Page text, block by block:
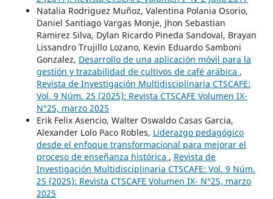
Natalia Rodriguez Muñoz, Valentina Polania Osorio,
Daniel Santiago Vargas Monje, Jhon Sebastian
Ramirez Silva, Dylan Ricardo Pineda Sandoval, Brayan
Lissandro Trujillo Lozano, Kevin Eduardo Samboni
Gonzalez, Desarrollo de una aplicación móvil para la
gestión y trazabilidad de cultivos de café arábica ,
Revista de Investigación Multidisciplinaria CTSCAFE:
Vol. 9 Núm. 25 (2025): Revista CTSCAFE Volumen IX-
N°25, marzo 2025
Erik Felix Asencio, Walter Oswaldo Casas Garcia,
Alexander Lolo Paco Robles, Liderazgo pedagógico
desde el enfoque transformacional para mejorar el
proceso de enseñanza histórica , Revista de
Investigación Multidisciplinaria CTSCAFE: Vol. 9 Núm.
25 (2025): Revista CTSCAFE Volumen IX- N°25, marzo
2025